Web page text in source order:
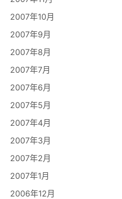
2007年10月
2007年9月
2007年8月
2007年7月
2007年6月
2007年5月
2007年4月
2007年3月
2007年2月
2007年1月
2006年12月